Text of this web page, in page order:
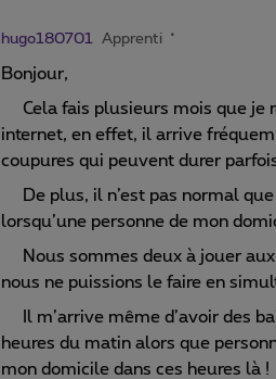
hugo180701 Apprenti
Bonjour,
Cela fais plusieurs mois que je
internet, en effet, il arrive
coupures qui peuvent durer
De plus, il n’est pas normal
lorsqu’une personne de mon
Nous sommes deux à jouer aux
nous ne puissions le faire en
Il m’arrive même d’avoir des
heures du matin alors que
mon domicile dans ces heures là !